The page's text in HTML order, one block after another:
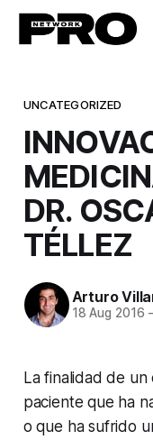
UNCATEGORIZED
DR.
TÉLLEZ
Arturo
18 Aug 2016
La finalidad de un
paciente que ha
o que ha sufrido